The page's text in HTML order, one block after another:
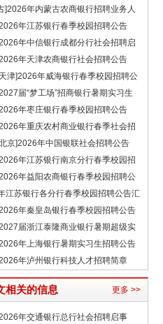
]2026年内蒙古农商银行招聘业务人
年江苏银行春季校园招聘公告
年中信银行成都分行社会招聘启
年天津农商银行社会招聘公告
津]2026年威海银行春季校园招聘公
届“梦工场”招商银行暑期实习生
年枣庄银行春季校园招聘公告
年重庆农村商业银行春季社会招
京]2026年中国银联社会招聘公告
年江苏银行南京分行春季校园招
年益阳农商银行春季校园招聘公
江苏银行各分行春季校园招聘公告汇
年秦皇岛银行春季校园招聘公告
届浙江泰隆商业银行暑期超级实
告年上海银行暑期实习生招聘公告
年泸州银行科技人才招聘简章
相关的信息 更多 >>
年交通银行总行社会招聘启事